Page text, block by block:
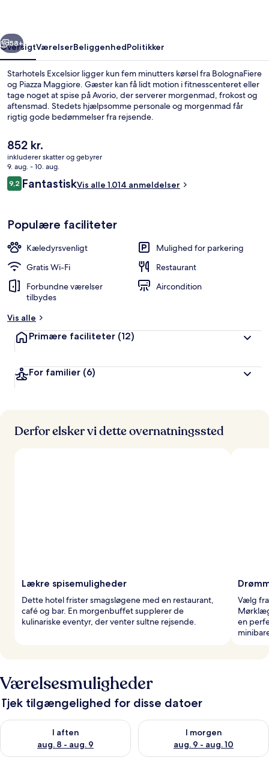
Næste
58+
OversigtVærelserBeliggenhedPolitikker
Starhotels Excelsior ligger kun fem minutters kørsel fra BolognaFiere
og Piazza Maggiore. Gæster kan få lidt motion i fitnesscenteret eller
tage noget at spise på Avorio, der serverer morgenmad, frokost og
aftensmad. Stedets hjælpsomme personale og morgenmad får
rigtig gode bedømmelser fra rejsende.
Den
nuværende
pris
er
852 kr.
852 kr.
inkluderer skatter og gebyrer
9. aug. - 10. aug.
Anmeldelser
9,29,2 ud af 10.
FantastiskVis alle 1.014 anmeldelser
Populære faciliteter
Kæledyrsvenligt
Mulighed for parkering
Gratis Wi-Fi
Restaurant
Forbundne værelser
tilbydes
Aircondition
Vis alle
Primære faciliteter (12)
For familier (6)
Derfor elsker vi dette overnatningssted
Lækre spisemuligheder
Dette hotel frister smagsløgene med en restaurant,
café og bar. En morgenbuffet supplerer de
kulinariske eventyr, der venter sultne rejsende.
Vælg
en
Værelsesmuligheder
Tjek tilgængelighed for disse datoer
I aften
aug. 8 - aug. 9
Tjek tilgængelighed for i aften aug. 8 - aug. 9
I morgen
aug. 9 - aug. 10
Tjek tilgængelighed for i